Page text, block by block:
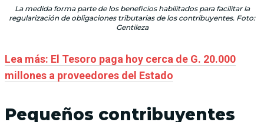
La medida forma parte de los beneficios habilitados para facilitar la
regularización de obligaciones tributarias de los contribuyentes. Foto:
Gentileza
Lea más: El Tesoro paga hoy cerca de G. 20.000
millones a proveedores del Estado
Pequeños contribuyentes